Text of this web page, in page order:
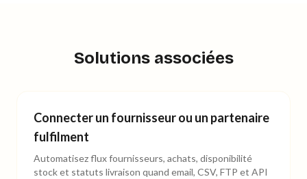
Solutions associées
Connecter un fournisseur ou un partenaire
fulfilment
Automatisez flux fournisseurs, achats, disponibilité
stock et statuts livraison quand email, CSV, FTP et API